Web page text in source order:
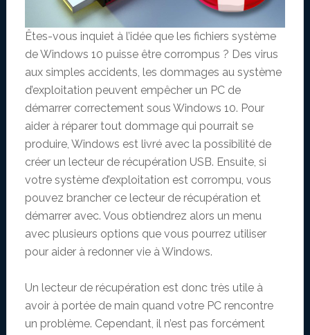
Êtes-vous inquiet à l’idée que les fichiers système
de Windows 10 puisse être corrompus ? Des virus
aux simples accidents, les dommages au système
d’exploitation peuvent empêcher un PC de
démarrer correctement sous Windows 10. Pour
aider à réparer tout dommage qui pourrait se
produire, Windows est livré avec la possibilité de
créer un lecteur de récupération USB. Ensuite, si
votre système d’exploitation est corrompu, vous
pouvez brancher ce lecteur de récupération et
démarrer avec. Vous obtiendrez alors un menu
avec plusieurs options que vous pourrez utiliser
pour aider à redonner vie à Windows.
Un lecteur de récupération est donc très utile à
avoir à portée de main quand votre PC rencontre
un problème. Cependant, il n’est pas forcément